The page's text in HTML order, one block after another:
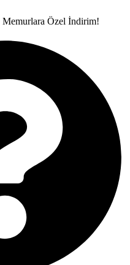
Memurlara Özel İndirim!